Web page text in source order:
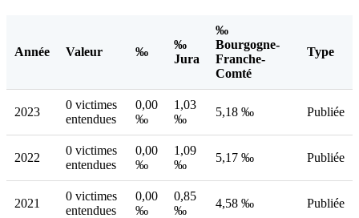
Année Valeur ‰
‰
Jura
‰
Bourgogne-
Franche-
Comté
Type
2023
0 victimes
entendues
0,00
‰
1,03
‰
5,18 ‰ Publiée
2022
0 victimes
entendues
0,00
‰
1,09
‰
5,17 ‰ Publiée
2021
0 victimes
entendues
0,00
‰
0,85
‰
4,58 ‰ Publiée